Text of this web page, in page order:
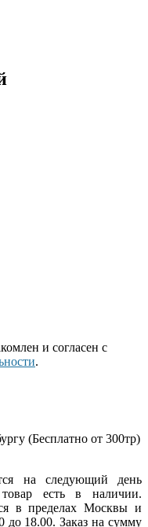
и согласен с
.
(Бесплатно от 300тр)
на следующий день
есть в наличии.
в пределах Москвы и
до 18.00. Заказ на сумму